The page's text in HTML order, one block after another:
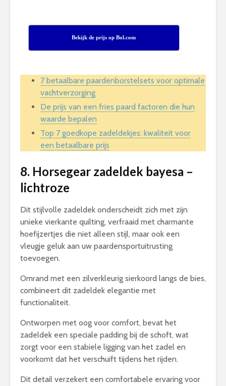
Bekijk de prijs op Bol.com
7 betaalbare paardenborstelsets voor optimale
vachtverzorging
De prijs van een fries paard factoren die hun
waarde bepalen
Top 7 goedkope zadeldekjes: kwaliteit voor
een betaalbare prijs
8. Horsegear zadeldek bayesa –
lichtroze
Dit stijlvolle zadeldek onderscheidt zich met zijn
unieke vierkante quilting, verfraaid met charmante
hoefijzertjes die niet alleen stijl, maar ook een
vleugje geluk aan uw paardensportuitrusting
toevoegen.
Omrand met een zilverkleurig sierkoord langs de bies,
combineert dit zadeldek elegantie met
functionaliteit.
Ontworpen met oog voor comfort, bevat het
zadeldek een speciale padding bij de schoft, wat
zorgt voor een stabiele ligging van het zadel en
voorkomt dat het verschuift tijdens het rijden.
Dit detail verzekert een comfortabele ervaring voor